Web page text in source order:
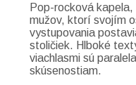
Pop-rocková
mužov, ktorí svojím
vystupovania
stoličiek. Hlboké
viachlasmi sú
skúsenostiam.